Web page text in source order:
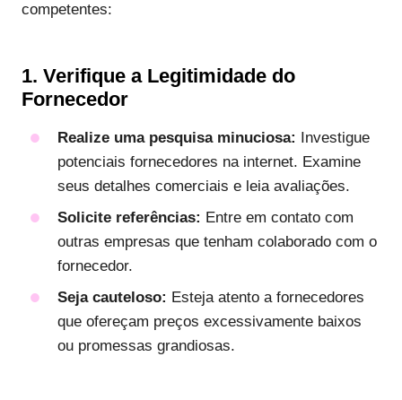
competentes:
1. Verifique a Legitimidade do
Fornecedor
Realize uma pesquisa minuciosa:
Investigue
potenciais fornecedores na internet. Examine
seus detalhes comerciais e leia avaliações.
Solicite referências: Entre em contato com
outras empresas que tenham colaborado com o
fornecedor.
Seja cauteloso: Esteja atento a fornecedores
que ofereçam preços excessivamente baixos
ou promessas grandiosas.